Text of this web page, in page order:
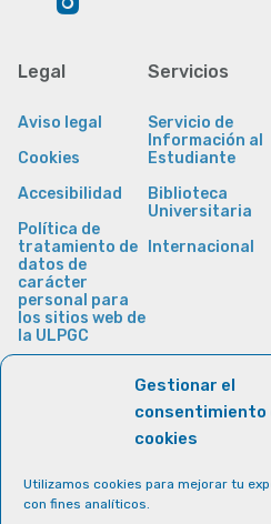
Gestionar el
consentimiento
cookies
Utilizamos cookies para mejorar tu
con fines analíticos.
Legal
Aviso legal
Cookies
Accesibilidad
Política de
tratamiento de
datos de
carácter
personal para
los sitios web de
la ULPGC
Servicios
Servicio de
Información al
Estudiante
Biblioteca
Universitaria
Internacional